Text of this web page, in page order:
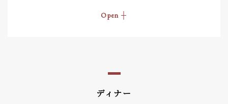
ディナー